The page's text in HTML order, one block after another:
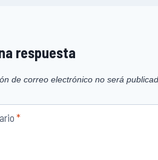
respuesta
de correo electrónico no será
*